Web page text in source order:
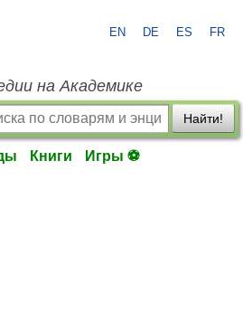
EN DE ES FR
на Академике
Найти!
Книги Игры ⚽